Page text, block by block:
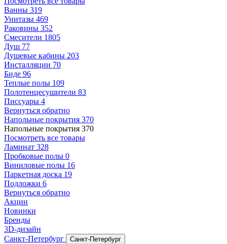
Ванны 319
Унитазы 469
Раковины 352
Смесители 1805
Душ 77
Душевые кабины 203
Инсталляции 70
Биде 96
Теплые полы 109
Полотенцесушители 83
Писсуары 4
Вернуться обратно
Напольные покрытия 370
Напольные покрытия 370
Посмотреть все товары
Ламинат 328
Пробковые полы 0
Виниловые полы 16
Паркетная доска 19
Подложки 6
Вернуться обратно
Акции
Новинки
Бренды
3D-дизайн
Санкт-Петербург
Санкт-Петербург